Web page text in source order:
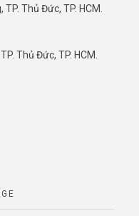
Thủ Đức, TP. HCM.
Thủ Đức, TP. HCM.